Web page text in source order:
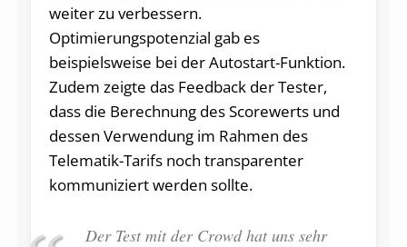
weiter zu verbessern.
Optimierungspotenzial gab es
beispielsweise bei der Autostart-Funktion.
Zudem zeigte das Feedback der Tester,
dass die Berechnung des Scorewerts und
dessen Verwendung im Rahmen des
Telematik-Tarifs noch transparenter
kommuniziert werden sollte.
Der Test mit der Crowd hat uns sehr